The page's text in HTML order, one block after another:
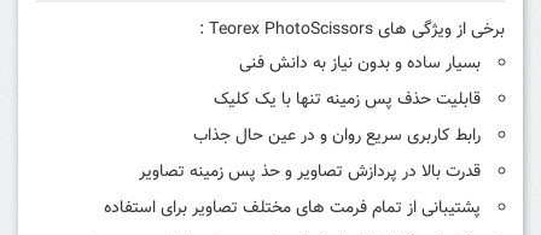
برخی از ویژگی های Teorex PhotoScissors :
بسیار ساده و بدون نیاز به دانش فنی
قابلیت حذف پس زمینه تنها با یک کلیک
رابط کاربری سریع روان و در عین حال جذاب
قدرت بالا در پردازش تصاویر و حذ پس زمینه تصاویر
پشتیبانی از تمام فرمت های مختلف تصاویر برای استفاده